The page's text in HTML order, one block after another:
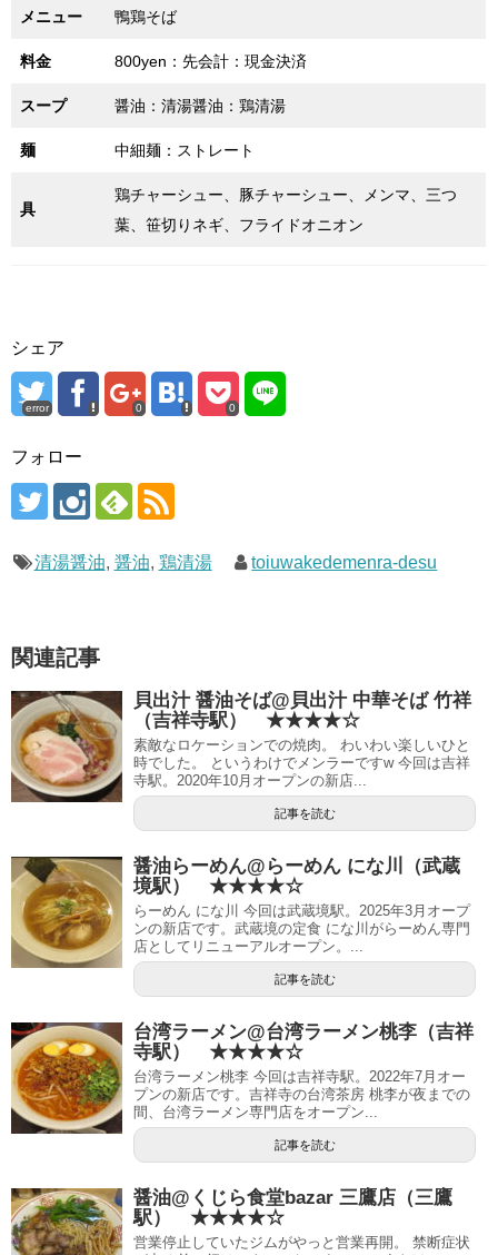
メニュー 鴨鶏そば
料金 800yen：先会計：現金決済
スープ 醤油：清湯醤油：鶏清湯
麺 中細麺：ストレート
具
鶏チャーシュー、豚チャーシュー、メンマ、三つ
葉、笹切りネギ、フライドオニオン
シェア
error 0 0
フォロー
清湯醤油, 醤油, 鶏清湯 toiuwakedemenra-desu
関連記事
貝出汁 醤油そば@貝出汁 中華そば 竹祥
（吉祥寺駅） ★★★★☆
素敵なロケーションでの焼肉。 わいわい楽しいひと
時でした。 というわけでメンラーですw 今回は吉祥
寺駅。2020年10月オープンの新店...
記事を読む
醤油らーめん@らーめん にな川（武蔵
境駅） ★★★★☆
らーめん にな川 今回は武蔵境駅。2025年3月オープ
ンの新店です。武蔵境の定食 にな川がらーめん専門
店としてリニューアルオープン。...
記事を読む
台湾ラーメン@台湾ラーメン桃李（吉祥
寺駅） ★★★★☆
台湾ラーメン桃李 今回は吉祥寺駅。2022年7月オー
プンの新店です。吉祥寺の台湾茶房 桃李が夜までの
間、台湾ラーメン専門店をオープン...
記事を読む
醤油@くじら食堂bazar 三鷹店（三鷹
駅） ★★★★☆
営業停止していたジムがやっと営業再開。 禁断症状